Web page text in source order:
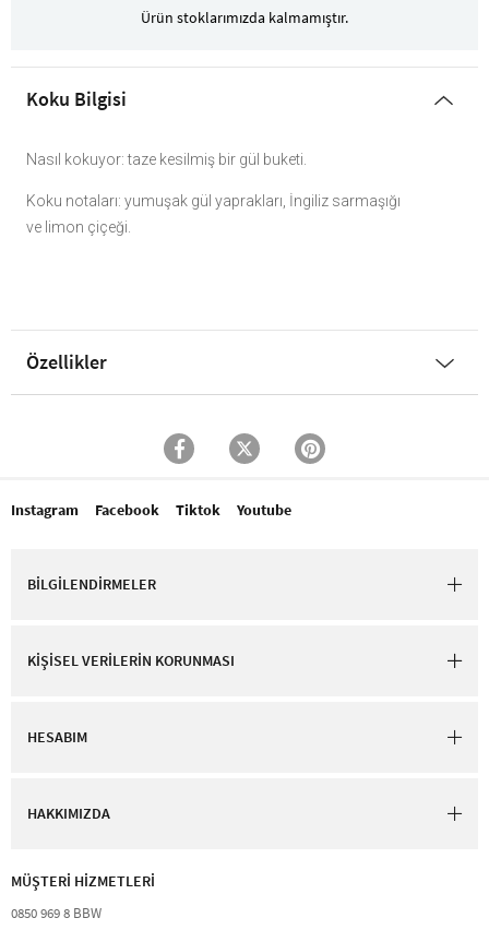
Ürün stoklarımızda kalmamıştır.
Koku Bilgisi
Nasıl kokuyor: taze kesilmiş bir gül buketi.
Koku notaları: yumuşak gül yaprakları, İngiliz sarmaşığı
ve limon çiçeği.
Özellikler
Instagram Facebook Tiktok Youtube
BİLGİLENDİRMELER
KİŞİSEL VERİLERİN KORUNMASI
HESABIM
HAKKIMIZDA
MÜŞTERİ HİZMETLERİ​
0850 969 8 BBW​